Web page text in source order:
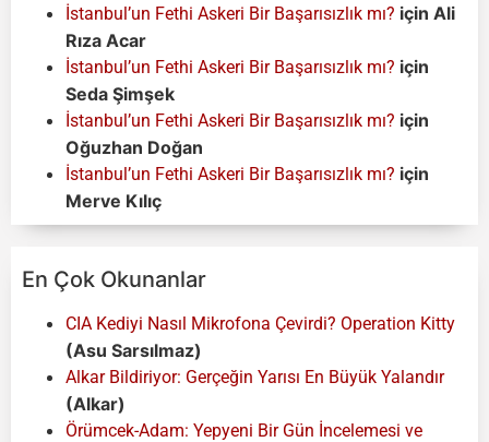
İstanbul’un Fethi Askeri Bir Başarısızlık mı? için Ali
Rıza Acar
İstanbul’un Fethi Askeri Bir Başarısızlık mı? için
Seda Şimşek
İstanbul’un Fethi Askeri Bir Başarısızlık mı? için
Oğuzhan Doğan
İstanbul’un Fethi Askeri Bir Başarısızlık mı? için
Merve Kılıç
En Çok Okunanlar
CIA Kediyi Nasıl Mikrofona Çevirdi? Operation Kitty
(Asu Sarsılmaz)
Alkar Bildiriyor: Gerçeğin Yarısı En Büyük Yalandır
(Alkar)
Örümcek-Adam: Yepyeni Bir Gün İncelemesi ve